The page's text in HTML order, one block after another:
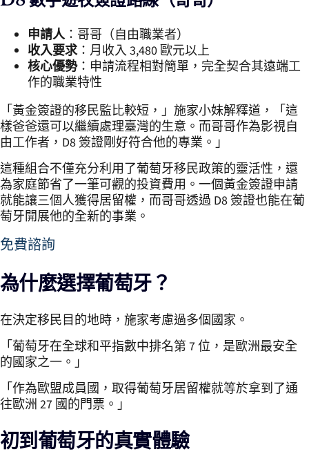
申請人：哥哥（自由職業者）
收入要求 ：月收入 3,480 歐元以上
核心優勢：申請流程相對簡單，完全契合其遠端工
作的職業特性
「黃金簽證的移民監比較短，」施家小妹解釋道，「這
樣爸爸還可以繼續處理臺灣的生意。而哥哥作為影視自
由工作者，D8 簽證剛好符合他的專業。」
這種組合不僅充分利用了葡萄牙移民政策的靈活性，還
為家庭節省了一筆可觀的投資費用。一個黃金簽證申請
就能讓三個人獲得居留權，而哥哥透過 D8 簽證也能在葡
萄牙開展他的全新的事業。
免費諮詢
為什麼選擇葡萄牙？
在決定移民目的地時，施家考慮過多個國家。
「葡萄牙在全球和平指數中排名第 7 位，是歐洲最安全
的國家之一。」
「作為歐盟成員國，取得葡萄牙居留權就等於拿到了通
往歐洲 27 國的門票。」
初到葡萄牙的真實體驗